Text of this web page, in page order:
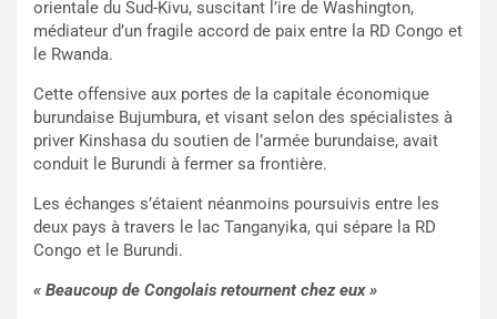
orientale du Sud-Kivu, suscitant l’ire de Washington,
médiateur d’un fragile accord de paix entre la RD Congo et
le Rwanda.
Cette offensive aux portes de la capitale économique
burundaise Bujumbura, et visant selon des spécialistes à
priver Kinshasa du soutien de l’armée burundaise, avait
conduit le Burundi à fermer sa frontière.
Les échanges s’étaient néanmoins poursuivis entre les
deux pays à travers le lac Tanganyika, qui sépare la RD
Congo et le Burundi.
« Beaucoup de Congolais retournent chez eux »